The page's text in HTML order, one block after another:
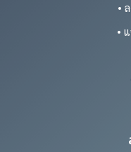
•
•